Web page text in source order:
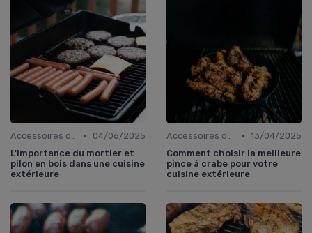
Accessoires de Cuisson •
04/06/2025
L'importance du mortier et
pilon en bois dans une cuisine
extérieure
Accessoires de Cuisson • 13/04/2025
Comment choisir la meilleure
pince à crabe pour votre
cuisine extérieure